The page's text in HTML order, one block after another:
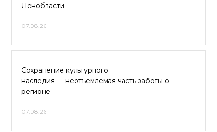
Ленобласти
07.08.26
Сохранение культурного
наследия — неотъемлемая часть заботы о
регионе
07.08.26